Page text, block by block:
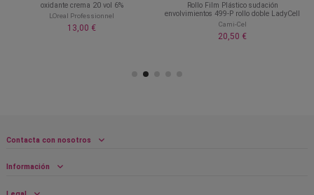
oxidante crema 20 vol 6%
LOreal Professionnel
13,00 €
Rollo Film Plástico sudación
envolvimientos 499-P rollo doble LadyCell
Cami-Cel
20,50 €
Contacta con nosotros
Información